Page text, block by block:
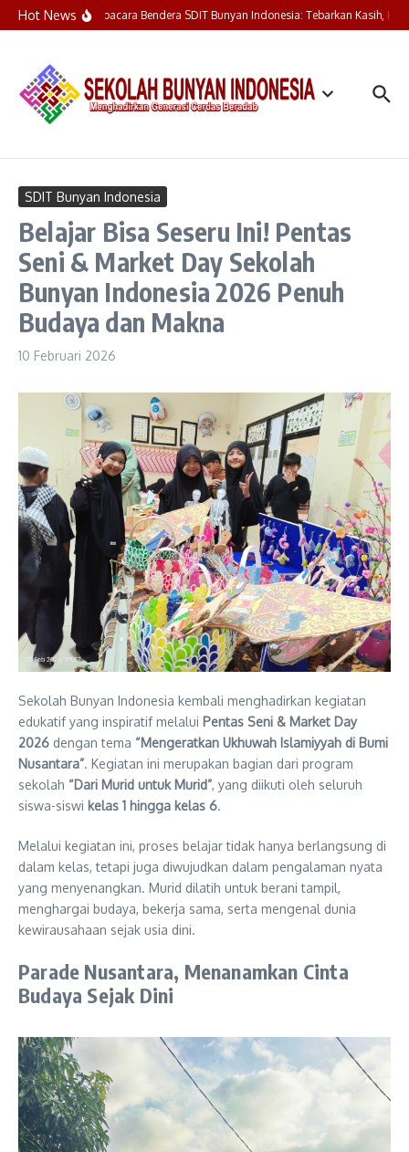
Lewati ke konten
Hot News Upacara Bendera SDIT Bunyan Indonesia: Tebarkan Kasih,
SDIT Bunyan Indonesia
Belajar Bisa Seseru Ini! Pentas
Seni & Market Day Sekolah
Bunyan Indonesia 2026 Penuh
Budaya dan Makna
10 Februari 2026
Sekolah Bunyan Indonesia kembali menghadirkan kegiatan
edukatif yang inspiratif melalui Pentas Seni & Market Day
2026 dengan tema “Mengeratkan Ukhuwah Islamiyyah di Bumi
Nusantara”. Kegiatan ini merupakan bagian dari program
sekolah “Dari Murid untuk Murid”, yang diikuti oleh seluruh
siswa-siswi kelas 1 hingga kelas 6.
Melalui kegiatan ini, proses belajar tidak hanya berlangsung di
dalam kelas, tetapi juga diwujudkan dalam pengalaman nyata
yang menyenangkan. Murid dilatih untuk berani tampil,
menghargai budaya, bekerja sama, serta mengenal dunia
kewirausahaan sejak usia dini.
Parade Nusantara, Menanamkan Cinta
Budaya Sejak Dini